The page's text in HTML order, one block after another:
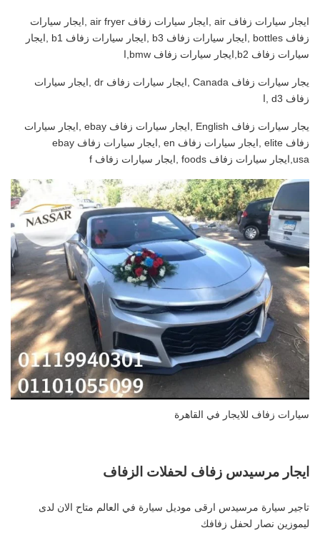
ايجار سيارات زفاف air ,ايجار سيارات زفاف air fryer ,ايجار سيارات
زفاف bottles ,ايجار سيارات زفاف b3 ,ايجار سيارات زفاف b1 ,ايجار
سيارات زفاف b2,ايجار سيارات زفاف bmw,ا
يجار سيارات زفاف Canada ,ايجار سيارات زفاف dr ,ايجار سيارات
زفاف d3 ,ا
يجار سيارات زفاف English ,ايجار سيارات زفاف ebay ,ايجار سيارات
زفاف elite ,ايجار سيارات زفاف en ,ايجار سيارات زفاف ebay
usa,ايجار سيارات زفاف foods ,ايجار سيارات زفاف f
سيارات زفاف للايجار في القاهرة
ايجار مرسيدس زفاف لحفلات الزفاف
تاجير سيارة مرسيدس ارقى موديل سيارة في العالم متاح الان لدى
ليموزين نصار لحفل زفافك